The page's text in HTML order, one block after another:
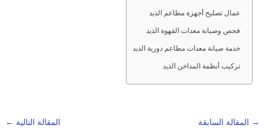
عمال تصليح أجهزة مطاعم الذيد
فحص وصيانة معدات القهوة الذيد
خدمة صيانة معدات مطاعم دورية الذيد
تركيب أنظمة المداخن الذيد
→ المقالة السابقة المقالة التالية ←